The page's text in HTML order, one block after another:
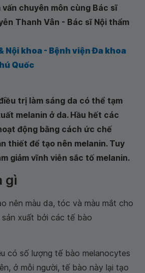
chuyên môn cùng Bác sĩ
Thanh Vân - Bác sĩ Nội thẩm
Nội khoa - Bệnh viện Đa khoa
Quốc
trị làm sáng da có thể tạm
melanin ở da. Hầu hết các
động bằng cách ức chế
thiết để tạo nên melanin. Tuy
giảm vĩnh viễn sắc tố melanin.
gì
nên màu da, tóc và màu mắt cho
xuất bởi các tế bào
có số lượng tế bào melanocytes
ở mỗi người, tế bào này lại tạo